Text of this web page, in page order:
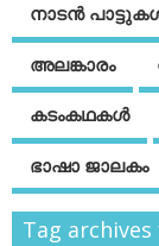
നാടന്‍
അലങ്കാരം
കടംകഥകള്‍
ഭാഷാ ജാലകം
Tag